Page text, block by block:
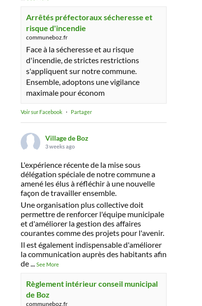
Arrêtés préfectoraux sécheresse et
risque d'incendie
communeboz.fr
Face à la sécheresse et au risque
d'incendie, de strictes restrictions
s'appliquent sur notre commune.
Ensemble, adoptons une vigilance
maximale pour économ
Voir sur Facebook · Partager
Village de Boz
3 weeks ago
L'expérience récente de la mise sous
délégation spéciale de notre commune a
amené les élus à réfléchir à une nouvelle
façon de travailler ensemble.
Une organisation plus collective doit
permettre de renforcer l'équipe municipale
et d'améliorer la gestion des affaires
courantes comme des projets pour l'avenir.
Il est également indispensable d'améliorer
la communication auprès des habitants afin
de... See More
Règlement intérieur conseil municipal
de Boz
communeboz.fr